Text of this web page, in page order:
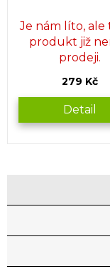
Je nám líto, ale
produkt již
prodeji.
279 Kč
Detail